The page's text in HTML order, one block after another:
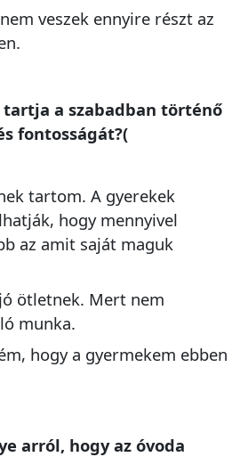
veszek ennyire részt az
tartja a szabadban történő
fontosságát?(
tartom. A gyerekek
hogy mennyivel
az amit saját maguk
ötletnek. Mert nem
munka.
hogy a gyermekem ebben
arról, hogy az óvoda